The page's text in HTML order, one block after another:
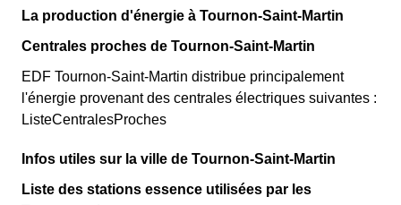
La production d'énergie à Tournon-Saint-Martin
Centrales proches de Tournon-Saint-Martin
EDF Tournon-Saint-Martin distribue principalement
l'énergie provenant des centrales électriques suivantes :
ListeCentralesProches
Infos utiles sur la ville de Tournon-Saint-Martin
Liste des stations essence utilisées par les